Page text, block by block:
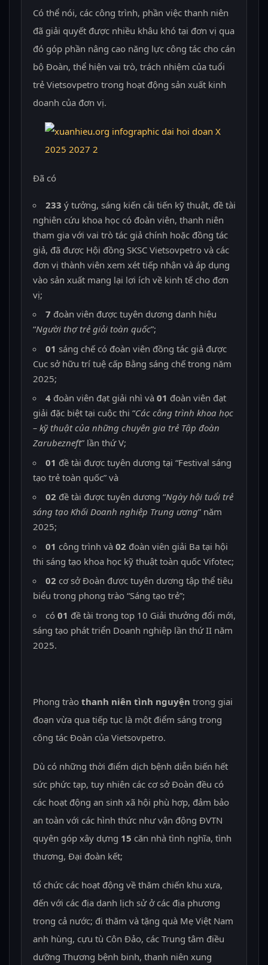
Có thể nói, các công trình, phần việc thanh niên
đã giải quyết được nhiều khâu khó tại đơn vị qua
đó góp phần nâng cao năng lực công tác cho cán
bộ Đoàn, thể hiện vai trò, trách nhiệm của tuổi
trẻ Vietsovpetro trong hoạt động sản xuất kinh
doanh của đơn vị.
Đã có
233 ý tưởng, sáng kiến cải tiến kỹ thuật, đề tài
nghiên cứu khoa học có đoàn viên, thanh niên
tham gia với vai trò tác giả chính hoặc đồng tác
giả, đã được Hội đồng SKSC Vietsovpetro và các
đơn vị thành viên xem xét tiếp nhận và áp dụng
vào sản xuất mang lại lợi ích về kinh tế cho đơn
vị;
7 đoàn viên được tuyên dương danh hiệu
“Người thợ trẻ giỏi toàn quốc”;
01 sáng chế có đoàn viên đồng tác giả được
Cục sở hữu trí tuệ cấp Bằng sáng chế trong năm
2025;
4đoàn viên đạt giải nhì và 01 đoàn viên đạt
giải đặc biệt tại cuộc thi “Các công trình khoa học
– kỹ thuật của những chuyên gia trẻ Tập đoàn
Zarubezneft” lần thứ V;
01 đề tài được tuyên dương tại “Festival sáng
tạo trẻ toàn quốc” và
02 đề tài được tuyên dương “Ngày hội tuổi trẻ
sáng tạo Khối Doanh nghiệp Trung ương” năm
2025;
01 công trình và 02 đoàn viên giải Ba tại hội
thi sáng tạo khoa học kỹ thuật toàn quốc Vifotec;
02 cơ sở Đoàn được tuyên dương tập thể tiêu
biểu trong phong trào “Sáng tạo trẻ”;
có 01 đề tài trong top 10 Giải thưởng đổi mới,
sáng tạo phát triển Doanh nghiệp lần thứ II năm
2025.
Phong trào thanh niên tình nguyện trong giai
đoạn vừa qua tiếp tục là một điểm sáng trong
công tác Đoàn của Vietsovpetro.
Dù có những thời điểm dịch bệnh diễn biến hết
sức phức tạp, tuy nhiên các cơ sở Đoàn đều có
các hoạt động an sinh xã hội phù hợp, đảm bảo
an toàn với các hình thức như vận động ĐVTN
quyên góp xây dựng 15 căn nhà tình nghĩa, tình
thương, Đại đoàn kết;
tổ chức các hoạt động về thăm chiến khu xưa,
đến với các địa danh lịch sử ở các địa phương
trong cả nước; đi thăm và tặng quà Mẹ Việt Nam
anh hùng, cựu tù Côn Đảo, các Trung tâm điều
dưỡng Thương bệnh binh, thanh niên xung